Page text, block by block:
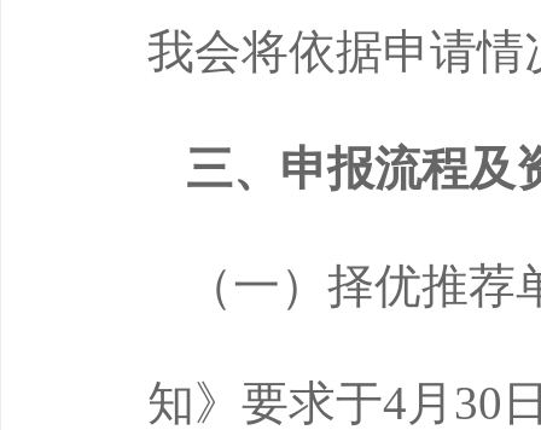
我会将依据申请
三、申报流程及
（一）择优推
知》要求于4月30